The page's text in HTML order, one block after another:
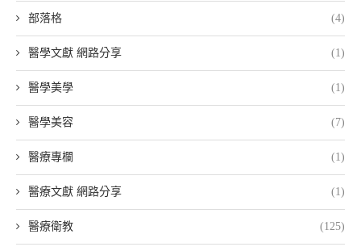
部落格 (4)
醫學文獻 網路分享 (1)
醫學美學 (1)
醫學美容 (7)
醫療專欄 (1)
醫療文獻 網路分享 (1)
醫療衛教 (125)